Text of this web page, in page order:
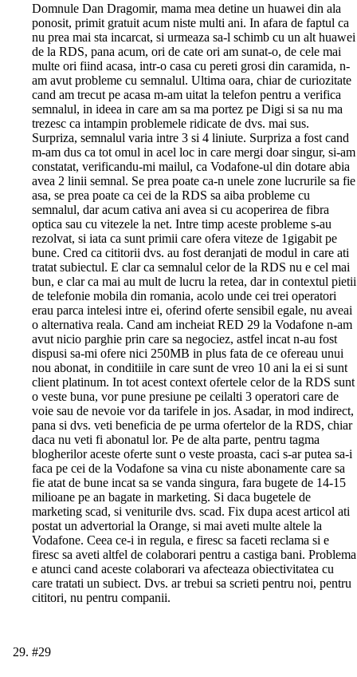
Domnule Dan Dragomir, mama mea detine un huawei din ala
ponosit, primit gratuit acum niste multi ani. In afara de faptul ca
nu prea mai sta incarcat, si urmeaza sa-l schimb cu un alt huawei
de la RDS, pana acum, ori de cate ori am sunat-o, de cele mai
multe ori fiind acasa, intr-o casa cu pereti grosi din caramida, n-
am avut probleme cu semnalul. Ultima oara, chiar de curiozitate
cand am trecut pe acasa m-am uitat la telefon pentru a verifica
semnalul, in ideea in care am sa ma portez pe Digi si sa nu ma
trezesc ca intampin problemele ridicate de dvs. mai sus.
Surpriza, semnalul varia intre 3 si 4 liniute. Surpriza a fost cand
m-am dus ca tot omul in acel loc in care mergi doar singur, si-am
constatat, verificandu-mi mailul, ca Vodafone-ul din dotare abia
avea 2 linii semnal. Se prea poate ca-n unele zone lucrurile sa fie
asa, se prea poate ca cei de la RDS sa aiba probleme cu
semnalul, dar acum cativa ani avea si cu acoperirea de fibra
optica sau cu vitezele la net. Intre timp aceste probleme s-au
rezolvat, si iata ca sunt primii care ofera viteze de 1gigabit pe
bune. Cred ca cititorii dvs. au fost deranjati de modul in care ati
tratat subiectul. E clar ca semnalul celor de la RDS nu e cel mai
bun, e clar ca mai au mult de lucru la retea, dar in contextul pietii
de telefonie mobila din romania, acolo unde cei trei operatori
erau parca intelesi intre ei, oferind oferte sensibil egale, nu aveai
o alternativa reala. Cand am incheiat RED 29 la Vodafone n-am
avut nicio parghie prin care sa negociez, astfel incat n-au fost
dispusi sa-mi ofere nici 250MB in plus fata de ce ofereau unui
nou abonat, in conditiile in care sunt de vreo 10 ani la ei si sunt
client platinum. In tot acest context ofertele celor de la RDS sunt
o veste buna, vor pune presiune pe ceilalti 3 operatori care de
voie sau de nevoie vor da tarifele in jos. Asadar, in mod indirect,
pana si dvs. veti beneficia de pe urma ofertelor de la RDS, chiar
daca nu veti fi abonatul lor. Pe de alta parte, pentru tagma
blogherilor aceste oferte sunt o veste proasta, caci s-ar putea sa-i
faca pe cei de la Vodafone sa vina cu niste abonamente care sa
fie atat de bune incat sa se vanda singura, fara bugete de 14-15
milioane pe an bagate in marketing. Si daca bugetele de
marketing scad, si veniturile dvs. scad. Fix dupa acest articol ati
postat un advertorial la Orange, si mai aveti multe altele la
Vodafone. Ceea ce-i in regula, e firesc sa faceti reclama si e
firesc sa aveti altfel de colaborari pentru a castiga bani. Problema
e atunci cand aceste colaborari va afecteaza obiectivitatea cu
care tratati un subiect. Dvs. ar trebui sa scrieti pentru noi, pentru
cititori, nu pentru companii.
#29